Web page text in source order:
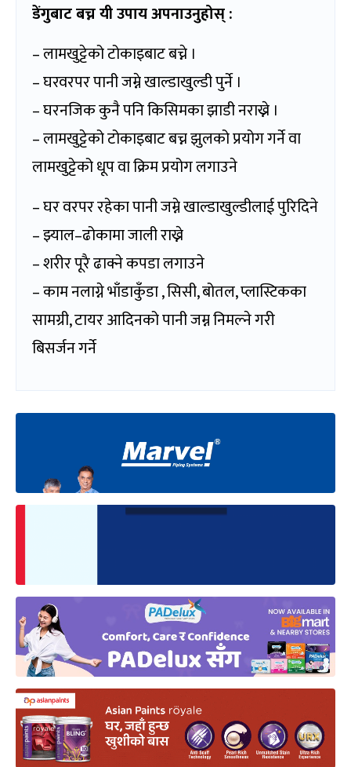
डेंगुबाट बच्न यी उपाय अपनाउनुहोस् :
– लामखुट्टेको टोकाइबाट बच्ने ।
– घरवरपर पानी जम्ने खाल्डाखुल्डी पुर्ने ।
– घरनजिक कुनै पनि किसिमका झाडी नराख्ने ।
– लामखुट्टेको टोकाइबाट बच्न झुलको प्रयोग गर्ने वा
लामखुट्टेको धूप वा क्रिम प्रयोग लगाउने
– घर वरपर रहेका पानी जम्ने खाल्डाखुल्डीलाई पुरिदिने
– झ्याल–ढोकामा जाली राख्ने
– शरीर पूरै ढाक्ने कपडा लगाउने
– काम नलाग्ने भाँडाकुँडा , सिसी, बोतल, प्लास्टिकका
सामग्री, टायर आदिनको पानी जम्न निमल्ने गरी
बिसर्जन गर्ने